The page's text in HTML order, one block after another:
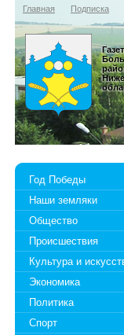
Главная Подписка
Год Победы
Наши земляки
Общество
Происшествия
Культура и
Экономика
Политика
Спорт